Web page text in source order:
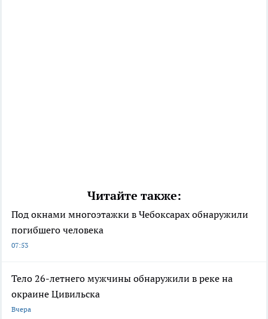
Читайте также:
Под окнами многоэтажки в Чебоксарах обнаружили
погибшего человека
07:53
Тело 26-летнего мужчины обнаружили в реке на
окраине Цивильска
Вчера